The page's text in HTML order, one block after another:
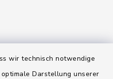
wir technisch notwendige
Darstellung unserer